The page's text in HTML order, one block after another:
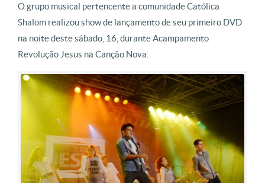
O grupo musical pertencente a comunidade Católica
Shalom realizou show de lançamento de seu primeiro DVD
na noite deste sábado, 16, durante Acampamento
Revolução Jesus na Canção Nova.